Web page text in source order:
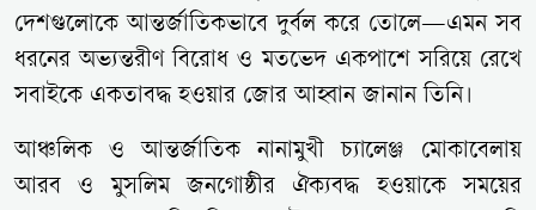
দেশগুলোকে আন্তর্জাতিকভাবে দুর্বল করে তোলে—এমন সব
ধরনের অভ্যন্তরীণ বিরোধ ও মতভেদ একপাশে সরিয়ে রেখে
সবাইকে একতাবদ্ধ হওয়ার জোর আহ্বান জানান তিনি।
আঞ্চলিক ও আন্তর্জাতিক নানামুখী চ্যালেঞ্জ মোকাবেলায়
আরব ও মুসলিম জনগোষ্ঠীর ঐক্যবদ্ধ হওয়াকে সময়ের